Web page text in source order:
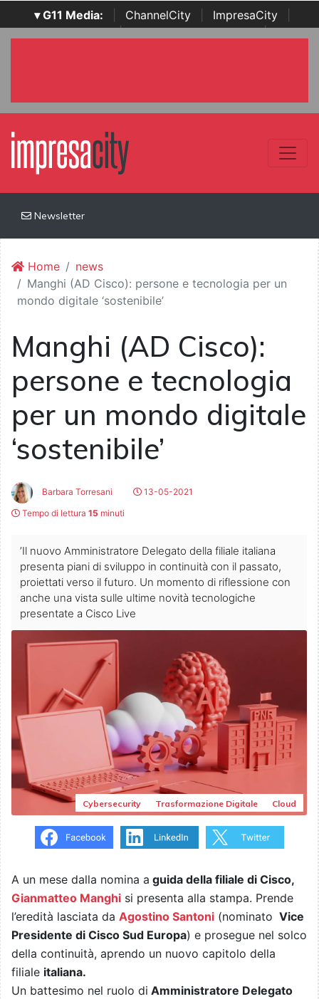
▾ G11 Media: ChannelCity ImpresaCity
SecurityOpenLab | Italian Channel Awards | Italian
Newsletter
Home
news
Manghi (AD Cisco): persone e tecnologia per un
mondo digitale ‘sostenibile’
Manghi (AD Cisco):
persone e tecnologia
per un mondo digitale
‘sostenibile’
Barbara Torresani
13-05-2021
Tempo di lettura 15 minuti
’Il nuovo Amministratore Delegato della filiale italiana
presenta piani di sviluppo in continuità con il passato,
proiettati verso il futuro. Un momento di riflessione con
anche una vista sulle ultime novità tecnologiche
presentate a Cisco Live
Cybersecurity Trasformazione Digitale Cloud
A un mese dalla nomina a guida della filiale di Cisco,
Gianmatteo Manghi si presenta alla stampa. Prende
l’eredità lasciata da Agostino Santoni (nominato Vice
Presidente di Cisco Sud Europa) e prosegue nel solco
della continuità, aprendo un nuovo capitolo della
filiale italiana.
Un battesimo nel ruolo di Amministratore Delegato